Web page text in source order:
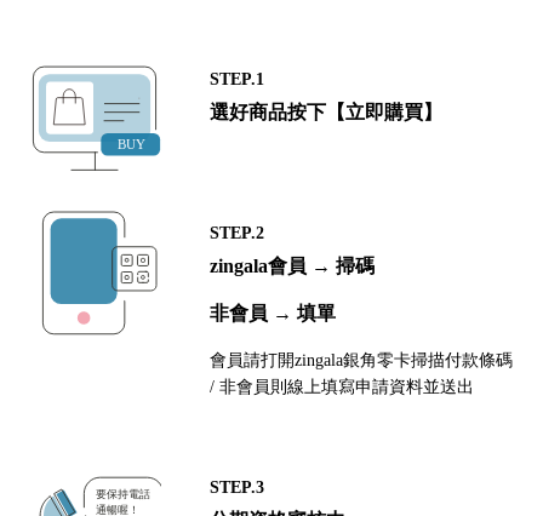
STEP.1
選好商品按下【立即購買】
STEP.2
zingala會員 → 掃碼
非會員 → 填單
會員請打開zingala銀角零卡掃描付款條碼
/ 非會員則線上填寫申請資料並送出
STEP.3